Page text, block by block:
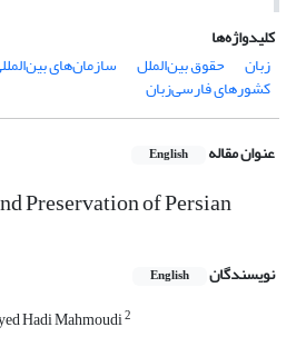
کلیدواژه‌ها
زبان
حقوق بین‌الملل سازمان‌های
کشورهای فارسی‌زبان
عنوان مقاله English
Preservation of Persian
نویسندگان English
Hadi Mahmoudi2